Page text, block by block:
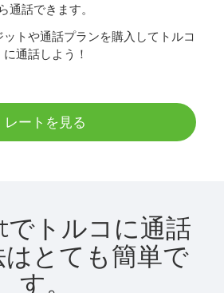
ら通話できます。
トや通話プランを購入してトルコ
に通話しよう！
レートを見る
でトルコに通話
とても簡単で
す。